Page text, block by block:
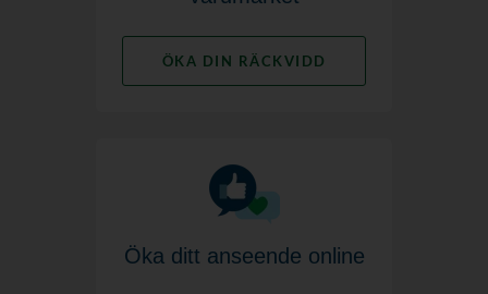
ÖKA DIN RÄCKVIDD
Öka ditt anseende online